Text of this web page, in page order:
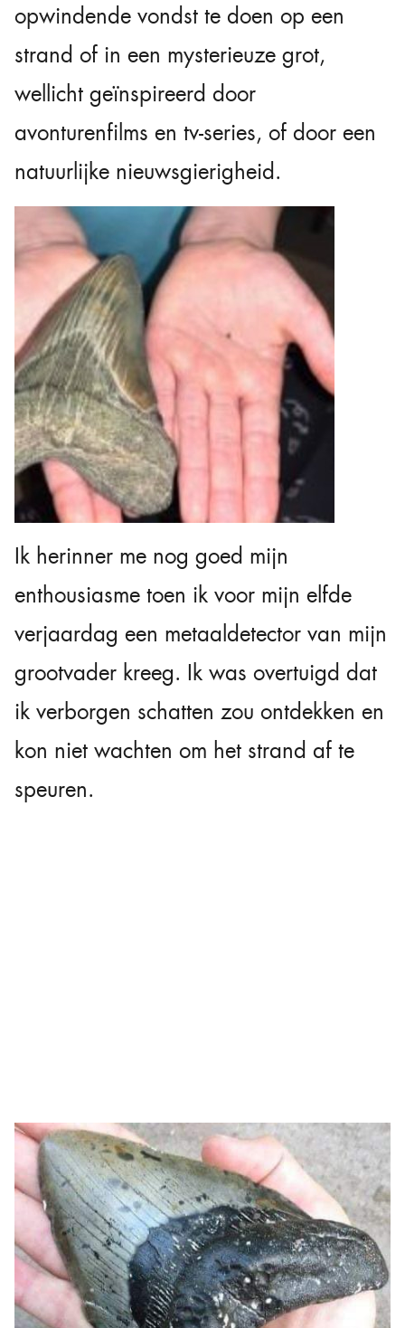
opwindende vondst te doen op een
strand of in een mysterieuze grot,
wellicht geïnspireerd door
avonturenfilms en tv-series, of door een
natuurlijke nieuwsgierigheid.
Ik herinner me nog goed mijn
enthousiasme toen ik voor mijn elfde
verjaardag een metaaldetector van mijn
grootvader kreeg. Ik was overtuigd dat
ik verborgen schatten zou ontdekken en
kon niet wachten om het strand af te
speuren.